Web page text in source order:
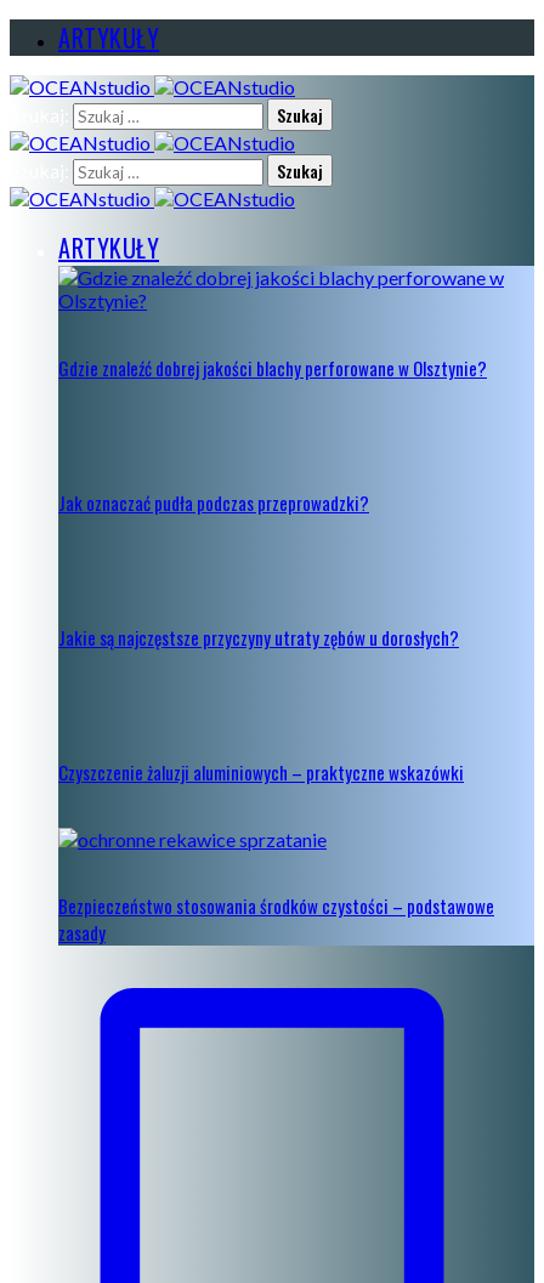
ARTYKUŁY
ARTYKUŁY
Gdzie znaleźć dobrej jakości blachy perforowane w Olsztynie?
Jak oznaczać pudła podczas przeprowadzki?
Jakie są najczęstsze przyczyny utraty zębów u dorosłych?
Czyszczenie żaluzji aluminiowych – praktyczne wskazówki
Bezpieczeństwo stosowania środków czystości – podstawowe
zasady